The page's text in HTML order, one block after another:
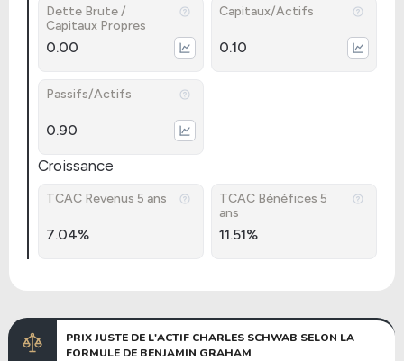
Dette Brute /
Capitaux Propres
0.00
Capitaux/Actifs
0.10
Passifs/Actifs
0.90
Croissance
TCAC Revenus 5 ans
7.04%
TCAC Bénéfices 5
ans
11.51%
PRIX JUSTE DE L'ACTIF CHARLES SCHWAB SELON LA
FORMULE DE BENJAMIN GRAHAM